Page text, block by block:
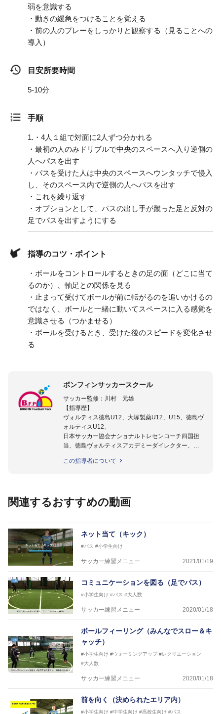
弱を意識する
・動きの緩急をつけることを覚える
・前の人のプレーをしっかりと観察する（見ることへの
導入）
目安所要時間
5-10分
手順
1. ・4人１組で対面に2人ずつ分かれる
・最初の人のみドリブルで中央のスペースへ入り逆側の
人へパスを出す
・パスを受けた人は中央のスペースへウンタッチで侵入
し、そのスペース内で逆側の人へパスを出す
・これを繰り返す
・オプションとして、パスの出し手が蹴った足と反対の
足でパスを出すようにする
指導のコツ・ポイント
・ボールをコントロールするときの足の面（どこに当て
るのか）、軸足との関係を見る
・止まって受けてボールが前に転がるのを追いかけるの
ではなく、ボールと一緒に動いてスペースに入る感覚を
意識させる（つかませる）
・ボールを受けるとき、受けた後のスピードを変化させ
る
ボンフィンサッカースクール
サッカー監修：川村 元雄
【指導歴】
ヴォルティス徳島U12、大塚製薬U12、U15、徳島ヴ
ォルティスU12、
日本サッカー協会ナショナルトレセンコーチ四国担
当、徳島ヴォルティスアカデミーダイレクター、
日本サッカー協会公認B級養成講習会インストラクタ
協会公認キッズリーダーチーフインストラクター
【指導歴】
FリーグU23選抜監督、ミャンマー女子フットサル代
表監督
日本サッカー協会フットサルインストラクター、AFC
（アジアサッカー連盟）フットサルインストラクター
【資格】
JFA公認A級コーチジェネラルライセンス・JFA公認フ
ットサルB級コーチライセンス
横山 哲久
ASV ペスカドーラ町田 監督、FC VIGORE 監督
【資格】
日本サッカー協会公認B級ライセンス・日本サッカー
協会公認フットサルB級ライセンス
※全コーチボンフィンサッカースクール所属
この指導者について
関連するおすすめの動画
ネット当て（キック）
#パス #小学生向け
サッカー練習メニュー 2021/01/19
コミュニケーションを図る（足でパス）
#小学生向け #パス #大人数
サッカー練習メニュー 2020/01/18
ボールフィーリング（みんなでスロー＆キ
ャッチ）
#小学生向け #ウォーミングアップ #レクリエーション
#大人数
サッカー練習メニュー 2020/01/18
前を向く（決められたエリア内）
#小学生向け #中学生向け #高校生向け #パス